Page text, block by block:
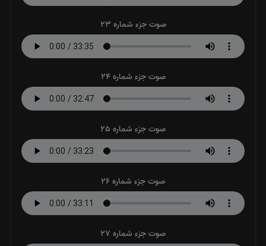
صوت جزء شماره 23
صوت جزء شماره 24
صوت جزء شماره 25
صوت جزء شماره 26
صوت جزء شماره 27